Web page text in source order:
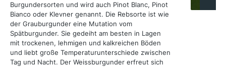
Burgundersorten und wird auch Pinot Blanc, Pinot
Bianco oder Klevner genannt. Die Rebsorte ist wie
der Grauburgunder eine Mutation vom
Spätburgunder. Sie gedeiht am besten in Lagen
mit trockenen, lehmigen und kalkreichen Böden
und liebt große Temperaturunterschiede zwischen
Tag und Nacht. Der Weissburgunder erfreut sich